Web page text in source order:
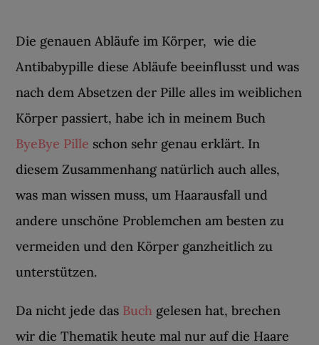
Die genauen Abläufe im Körper, wie die
Antibabypille diese Abläufe beeinflusst und was
nach dem Absetzen der Pille alles im weiblichen
Körper passiert, habe ich in meinem Buch
ByeBye Pille schon sehr genau erklärt. In
diesem Zusammenhang natürlich auch alles,
was man wissen muss, um Haarausfall und
andere unschöne Problemchen am besten zu
vermeiden und den Körper ganzheitlich zu
unterstützen.
Da nicht jede das Buch gelesen hat, brechen
wir die Thematik heute mal nur auf die Haare